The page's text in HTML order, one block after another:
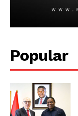
Popular